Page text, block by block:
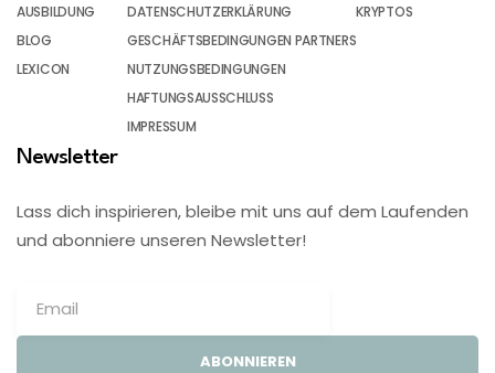
AUSBILDUNG
BLOG
LEXICON
DATENSCHUTZERKLÄRUNG
GESCHÄFTSBEDINGUNGEN PARTNERS
NUTZUNGSBEDINGUNGEN
HAFTUNGSAUSSCHLUSS
IMPRESSUM
KRYPTOS
Newsletter
Lass dich inspirieren, bleibe mit uns auf dem Laufenden
und abonniere unseren Newsletter!
ABONNIEREN